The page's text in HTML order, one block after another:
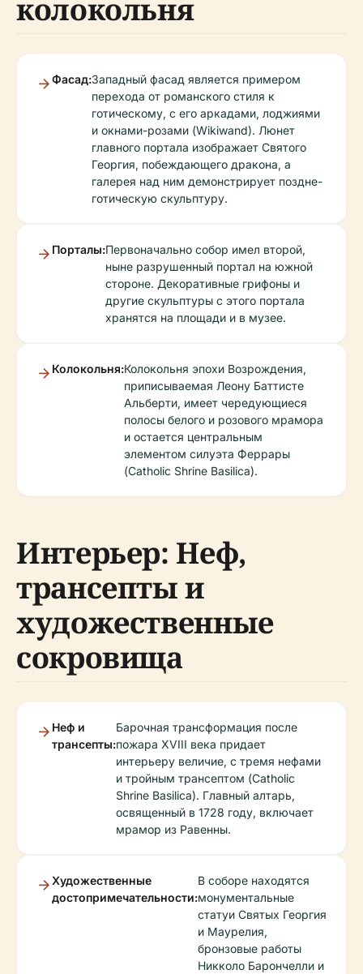
колокольня
Фасад:Западный фасад является примером
перехода от романского стиля к
готическому, с его аркадами, лоджиями
и окнами-розами (Wikiwand). Люнет
главного портала изображает Святого
Георгия, побеждающего дракона, а
галерея над ним демонстрирует поздне-
готическую скульптуру.
Порталы:Первоначально собор имел второй,
ныне разрушенный портал на южной
стороне. Декоративные грифоны и
другие скульптуры с этого портала
хранятся на площади и в музее.
Колокольня:Колокольня эпохи Возрождения,
приписываемая Леону Баттисте
Альберти, имеет чередующиеся
полосы белого и розового мрамора
и остается центральным
элементом силуэта Феррары
(Catholic Shrine Basilica).
Интерьер: Неф,
трансепты и
художественные
сокровища
Неф и
трансепты:
Барочная трансформация после
пожара XVIII века придает
интерьеру величие, с тремя нефами
и тройным трансептом (Catholic
Shrine Basilica). Главный алтарь,
освященный в 1728 году, включает
мрамор из Равенны.
Художественные
достопримечательности:
В соборе находятся
монументальные
статуи Святых Георгия
и Маурелия,
бронзовые работы
Никколо Барончелли и